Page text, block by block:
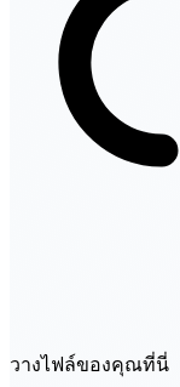
วางไฟล์ของคุณที่นี่